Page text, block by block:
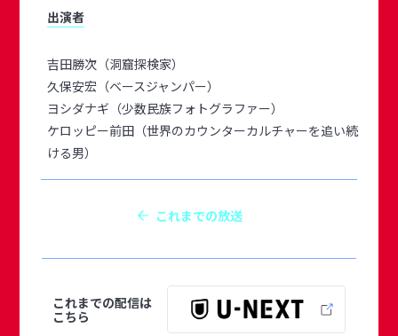
出演者
吉田勝次（洞窟探検家）
久保安宏（ベースジャンパー）
ヨシダナギ（少数民族フォトグラファー）
ケロッピー前田（世界のカウンターカルチャーを追い続
ける男）
これまでの放送
これまでの配信は
こちら